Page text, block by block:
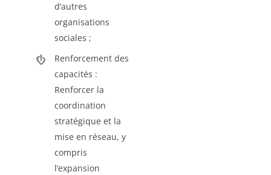
d’autres
organisations
sociales ;
Renforcement des
capacités :
Renforcer la
coordination
stratégique et la
mise en réseau, y
compris
l’expansion